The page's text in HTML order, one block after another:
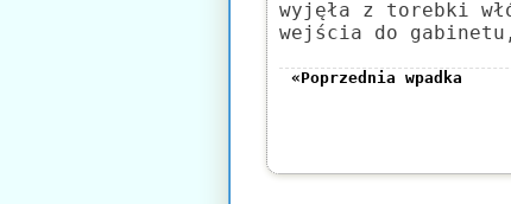
wyjęła z torebki
wejścia do
«Poprzednia wpadka